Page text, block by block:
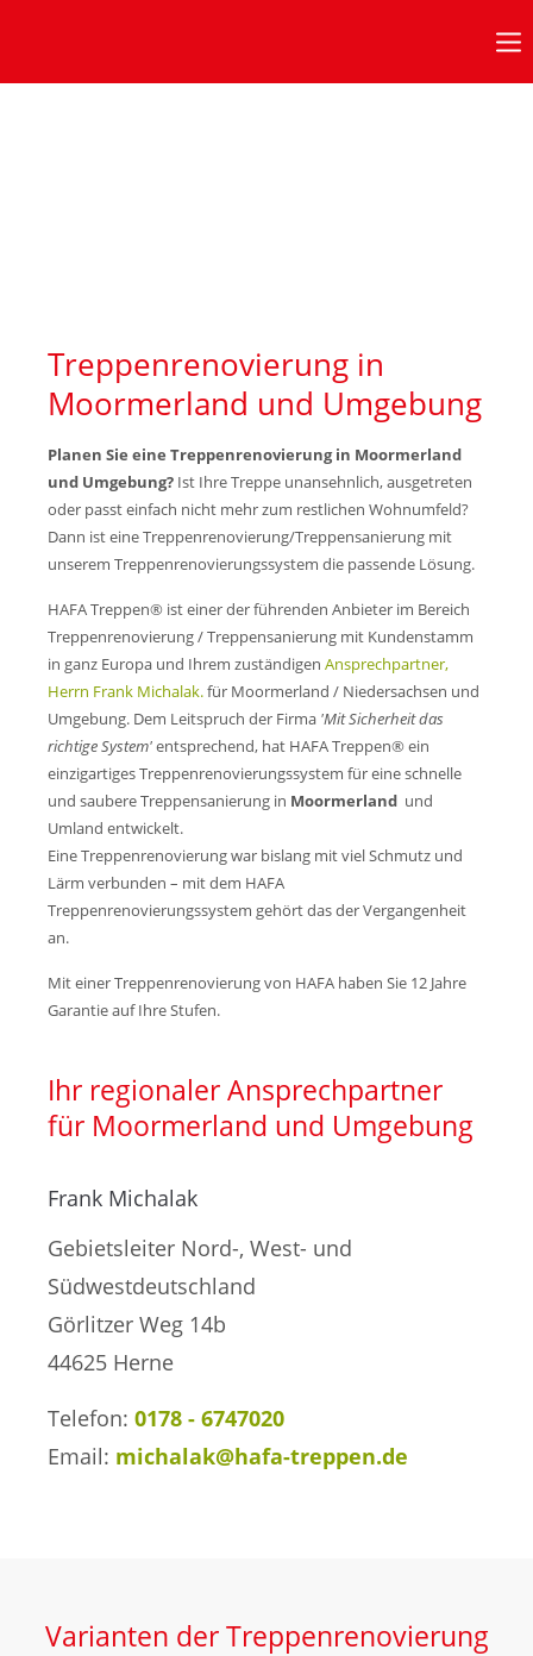
Bürozeiten
Mo-Do: 7 - 17 Uhr
Fr: 7 - 15:45 Uhr
Wir freuen uns auf Ihren Anruf oder Besuch.
Anschrift/Kontakt
HAFA Treppen GmbH
Pfarrberg 17
08371 Meerane
+49 3764 18 57 44
verkauf@hafa-treppen.de
Treppensanierung
Treppenrenovierung in
Moormerland und Umgebung
Planen Sie eine Treppenrenovierung in Moormerland
und Umgebung? Ist Ihre Treppe unansehnlich, ausgetreten
oder passt einfach nicht mehr zum restlichen Wohnumfeld?
Dann ist eine Treppenrenovierung/Treppensanierung mit
unserem Treppenrenovierungssystem die passende Lösung.
HAFA Treppen® ist einer der führenden Anbieter im Bereich
Treppenrenovierung / Treppensanierung mit Kundenstamm
in ganz Europa und Ihrem zuständigen Ansprechpartner,
Herrn Frank Michalak.für Moormerland / Niedersachsen und
Umgebung. Dem Leitspruch der Firma 'Mit Sicherheit das
richtige System'entsprechend, hat HAFA Treppen® ein
einzigartiges Treppenrenovierungssystem für eine schnelle
und saubere Treppensanierung in Moormerland und
Umland entwickelt.
Eine Treppenrenovierung war bislang mit viel Schmutz und
Lärm verbunden – mit dem HAFA
Treppenrenovierungssystem gehört das der Vergangenheit
an.
Mit einer Treppenrenovierung von HAFA haben Sie 12 Jahre
Garantie auf Ihre Stufen.
Ihr regionaler Ansprechpartner
für Moormerland und Umgebung
Frank Michalak
Gebietsleiter Nord-, West- und
Südwestdeutschland
Görlitzer Weg 14b
44625 Herne
Telefon: 0178 - 6747020
Email: michalak@hafa-treppen.de
Varianten der Treppenrenovierung